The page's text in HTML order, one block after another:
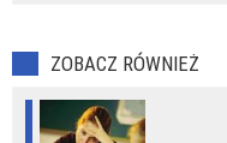
ZOBACZ RÓWNIEŻ